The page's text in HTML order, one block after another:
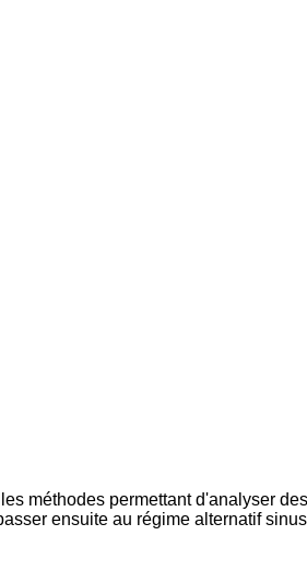
méthodes permettant d'analyser
ensuite au régime alternatif